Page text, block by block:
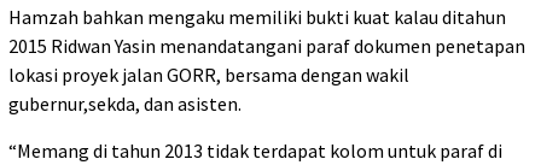
Hamzah bahkan mengaku memiliki bukti kuat kalau ditahun
2015 Ridwan Yasin menandatangani paraf dokumen penetapan
lokasi proyek jalan GORR, bersama dengan wakil
gubernur,sekda, dan asisten.
“Memang di tahun 2013 tidak terdapat kolom untuk paraf di